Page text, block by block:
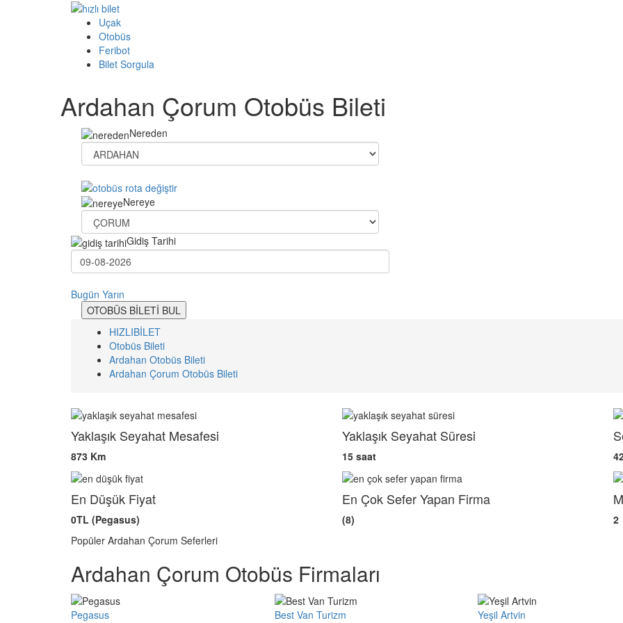
Uçak
Otobüs
Feribot
Bilet Sorgula
Ardahan Çorum Otobüs Bileti
Nereden
Nereye
Gidiş Tarihi
Bugün Yarın
OTOBÜS BİLETİ BUL
HIZLIBİLET
Otobüs Bileti
Ardahan Otobüs Bileti
Ardahan Çorum Otobüs Bileti
Yaklaşık Seyahat Mesafesi
873 Km
Yaklaşık Seyahat Süresi
15 saat
En Düşük Fiyat
0TL (Pegasus)
En Çok Sefer Yapan Firma
(8)
2
Popüler Ardahan Çorum Seferleri
Ardahan Çorum Otobüs Firmaları
Pegasus Best Van Turizm Yeşil Artvin